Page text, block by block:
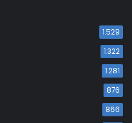
1.529
1.322
1.281
876
866